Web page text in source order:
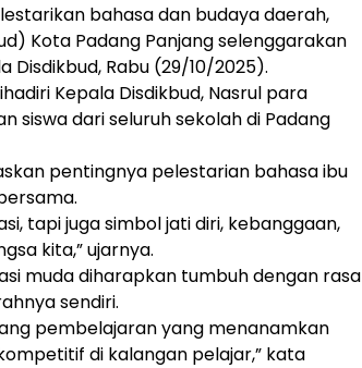
bahasa dan budaya daerah,
Kota Padang Panjang selenggarakan
Disdikbud, Rabu (29/10/2025).
Kepala Disdikbud, Nasrul para
siswa dari seluruh sekolah di Padang
pentingnya pelestarian bahasa ibu
tapi juga simbol jati diri, kebanggaan,
kita,” ujarnya.
muda diharapkan tumbuh dengan rasa
sendiri.
pembelajaran yang menanamkan
di kalangan pelajar,” kata